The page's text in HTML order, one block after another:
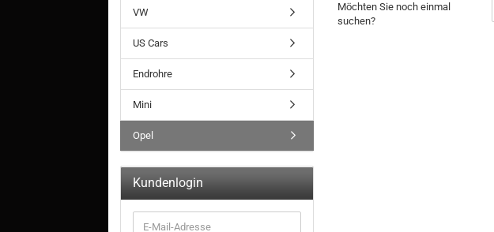
Möchten Sie noch einmal
suchen?
VW
US Cars
Endrohre
Mini
Opel
Kundenlogin